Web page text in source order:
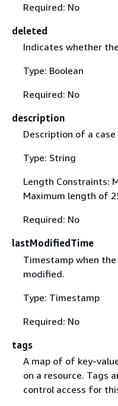
Required: No
deleted
Indicates whether
Type: Boolean
Required: No
description
Description of a case
Type: String
Length Constraints:
Maximum length of
Required: No
lastModifiedTime
Timestamp when
modified.
Type: Timestamp
Required: No
tags
A map of of key-
on a resource. Tags
control access for